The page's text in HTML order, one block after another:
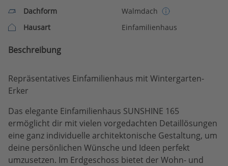
Dachform
Walmdach
Hausart
Einfamilienhaus
Beschreibung
Repräsentatives Einfamilienhaus mit Wintergarten-
Erker
Das elegante Einfamilienhaus SUNSHINE 165
ermöglicht dir mit vielen vorgedachten Detaillösungen
eine ganz individuelle architektonische Gestaltung, um
deine persönlichen Wünsche und Ideen perfekt
umzusetzen. Im Erdgeschoss bietet der Wohn- und